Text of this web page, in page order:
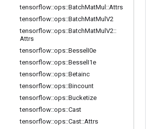
tensorflow::ops::BatchMatMul ::Attrs
tensorflow::ops::BatchMatMul V2
tensorflow::ops::BatchMatMul V2::
Attrs
tensorflow::ops::Bessel I0e
tensorflow::ops::Bessel I1e
tensorflow::ops::Betainc
tensorflow::ops::Bincount
tensorflow::ops::Bucketize
tensorflow::ops::Cast
tensorflow::ops::Cast::Attrs